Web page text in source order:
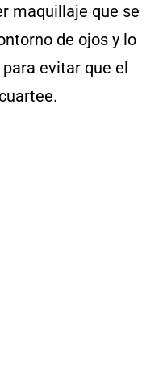
maquillaje que se
de ojos y lo
evitar que el